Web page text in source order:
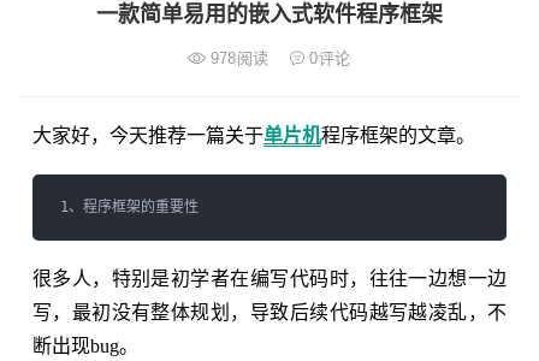
一款简单易用的嵌入式软件程序框架
978阅读 0评论
大家好，今天推荐一篇关于单片机程序框架的文章。
很多人，特别是初学者在编写代码时，往往一边想一边
写，最初没有整体规划，导致后续代码越写越凌乱，不
断出现bug。